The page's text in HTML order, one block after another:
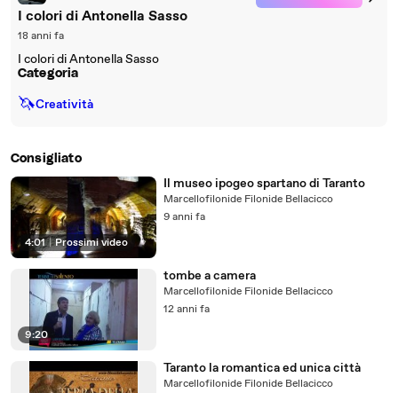
I colori di Antonella Sasso
18 anni fa
I colori di Antonella Sasso
Categoria
🦄Creatività
Consigliato
4:01 | Prossimi video
Il museo ipogeo spartano di Taranto
Marcellofilonide Filonide Bellacicco
9 anni fa
9:20
tombe a camera
Marcellofilonide Filonide Bellacicco
12 anni fa
Taranto la romantica ed unica città
Marcellofilonide Filonide Bellacicco